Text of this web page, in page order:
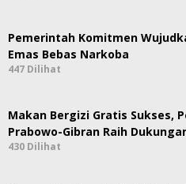
Pemerintah Komitmen
Emas Bebas Narkoba
447 Dilihat
Makan Bergizi Gratis Sukses,
Prabowo-Gibran Raih
430 Dilihat